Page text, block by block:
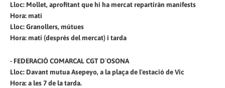
Lloc: Mollet, aprofitant que hi ha mercat repartiràn manifests
Hora: matí
Lloc: Granollers, mútues
Hora: matí (després del mercat) i tarda
- FEDERACIÓ COMARCAL CGT D´OSONA
Lloc: Davant mutua Asepeyo, a la plaça de l'estació de Vic
Hora: a les 7 de la tarda.